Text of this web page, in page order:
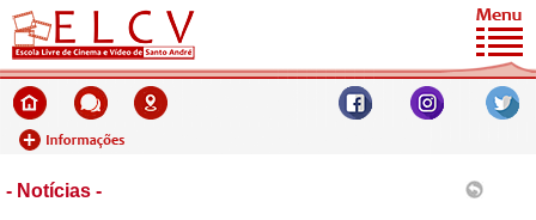
- Notícias -